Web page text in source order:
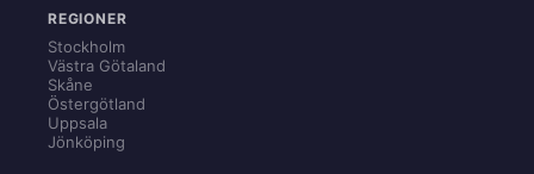
REGIONER
Stockholm
Västra Götaland
Skåne
Östergötland
Uppsala
Jönköping